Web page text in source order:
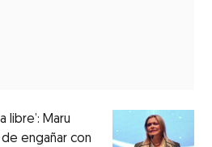
libre’: Maru
de engañar con